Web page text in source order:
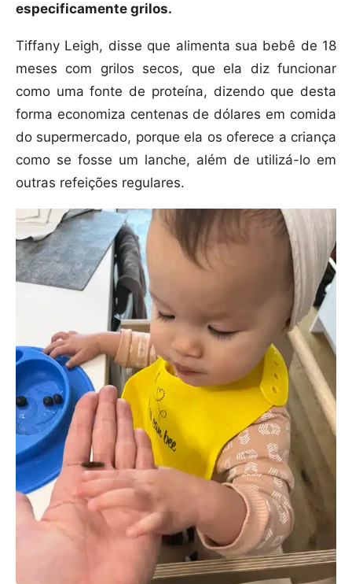
especificamente grilos.
Tiffany Leigh, disse que alimenta sua bebê de 18
meses com grilos secos, que ela diz funcionar
como uma fonte de proteína, dizendo que desta
forma economiza centenas de dólares em comida
do supermercado, porque ela os oferece a criança
como se fosse um lanche, além de utilizá-lo em
outras refeições regulares.